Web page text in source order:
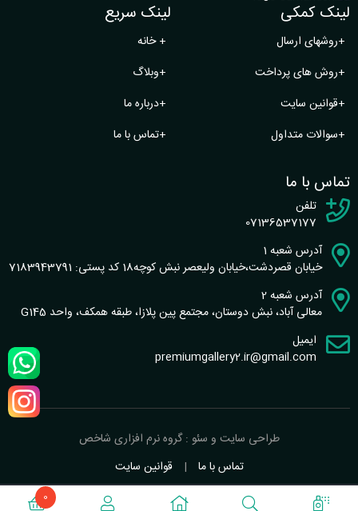
0
لینک کمکی
+روشهای ارسال
+روش های پرداخت
+قوانین سایت
+سوالات متداول
لینک سریع
+خانه
+وبلاگ
+درباره ما
+تماس با ما
تماس با ما
تلفن
07136537177
آدرس شعبه 1
خیابان قصردشت،خیابان ولیعصر نبش کوچه18 کد پستی: 7183943791
آدرس شعبه 2
معالی آباد، نبش دوستان، مجتمع پین پلازا، طبقه همکف، واحد G145
ایمیل
premiumgallery2.ir@gmail.com
طراحی سایت و سئو : گروه نرم افزاری شاخص
تماس با ما
| قوانین سایت